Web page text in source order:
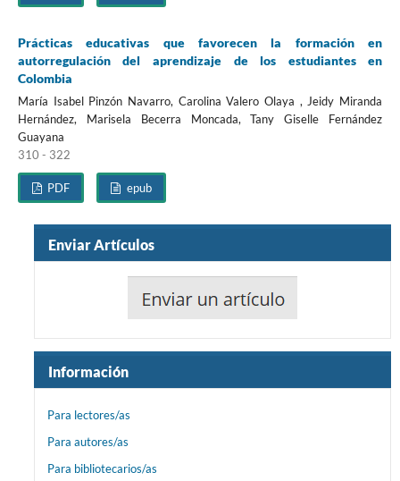
Prácticas educativas que favorecen la formación en
autorregulación del aprendizaje de los estudiantes en
Colombia
María Isabel Pinzón Navarro, Carolina Valero Olaya , Jeidy Miranda
Hernández, Marisela Becerra Moncada, Tany Giselle Fernández
Guayana
310 - 322
PDF epub
Enviar Artículos
Información
Para lectores/as
Para autores/as
Para bibliotecarios/as